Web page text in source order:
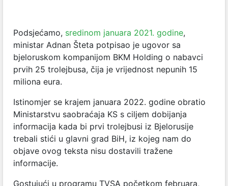
Podsjećamo, sredinom januara 2021. godine,
ministar Adnan Šteta potpisao je ugovor sa
bjeloruskom kompanijom BKM Holding o nabavci
prvih 25 trolejbusa, čija je vrijednost nepunih 15
miliona eura.
Istinomjer se krajem januara 2022. godine obratio
Ministarstvu saobraćaja KS s ciljem dobijanja
informacija kada bi prvi trolejbusi iz Bjelorusije
trebali stići u glavni grad BiH, iz kojeg nam do
objave ovog teksta nisu dostavili tražene
informacije.
Gostujući u programu TVSA početkom februara,